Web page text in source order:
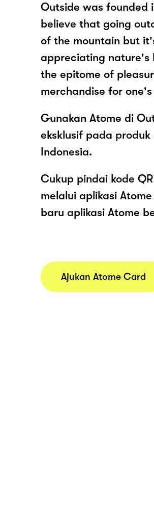
Outside was founded
believe that going
of the mountain but
appreciating nature's
the epitome of
merchandise for
Gunakan Atome di
eksklusif pada
Indonesia.
Cukup pindai kode
melalui aplikasi
baru aplikasi Atome
Ajukan Atome Card